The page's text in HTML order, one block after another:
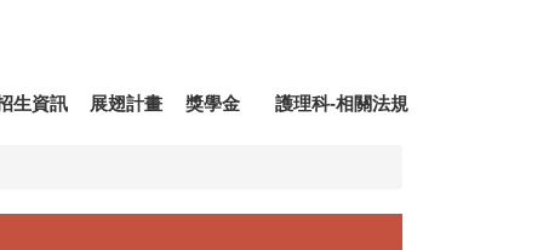
生資訊 展翅計畫 獎學金 護理科-相關法規